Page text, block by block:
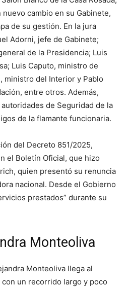
cambio en su Gabinete,
de su gestión. En la jura
Adorni, jefe de Gabinete;
de la Presidencia; Luis
Luis Caputo, ministro de
ministro del Interior y Pablo
entre otros. Además,
de Seguridad de la
de la flamante funcionaria.
del Decreto 851/2025,
el Boletín Oficial, que hizo
quien presentó su renuncia
nacional. Desde el Gobierno
prestados” durante su
Monteoliva
Monteoliva llega al
un recorrido largo y poco